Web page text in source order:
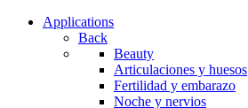
Applications
Back
Beauty
Articulaciones y huesos
Fertilidad y embarazo
Noche y nervios